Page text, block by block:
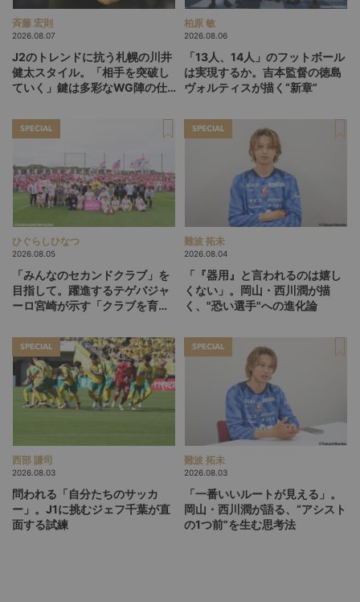
斉藤 宏則
2026.08.07
J2のトレンドに抗う札幌の川井
健太スタイル。「相手を突破し
ていく」鍵は多彩なWG陣の仕
柏原 敏
2026.08.06
「13人、14人」のフットボール
は実現するか。吉本監督の徳島
ヴォルティスが描く“新章”
SPECIAL
ひぐらしひなつ
2026.08.05
「みんなのセカンドクラブ」を
目指して。躍進するテゲバジャ
ーロ宮崎が示す「クラブを育て
SPECIAL
難波 拓未
2026.08.04
「『器用』と言われるのは嬉し
くない」。岡山・西川潤が描
く、"恐い選手"への進化論
SPECIAL
西部 謙司
2026.08.03
問われる「自分たちのサッカ
ー」。J1に挑むジェフ千葉が直
面する試練
SPECIAL
難波 拓未
2026.08.03
「一番いいルートが見える」。
岡山・西川潤が語る、“アシスト
の1つ前”を生む思考法